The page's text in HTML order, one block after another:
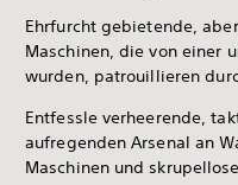
Ehrfurcht gebietende,
Maschinen, die von einer
wurden, patrouillieren
Entfessle verheerende,
aufregenden Arsenal an
Maschinen und